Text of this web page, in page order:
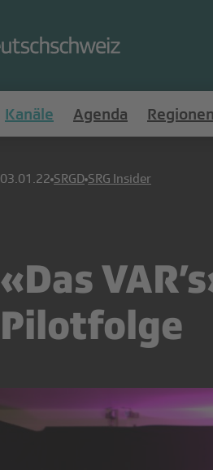
Kanäle Agenda Regionen
03.01.22 SRGD SRG Insider
«Das
Pilotfolge